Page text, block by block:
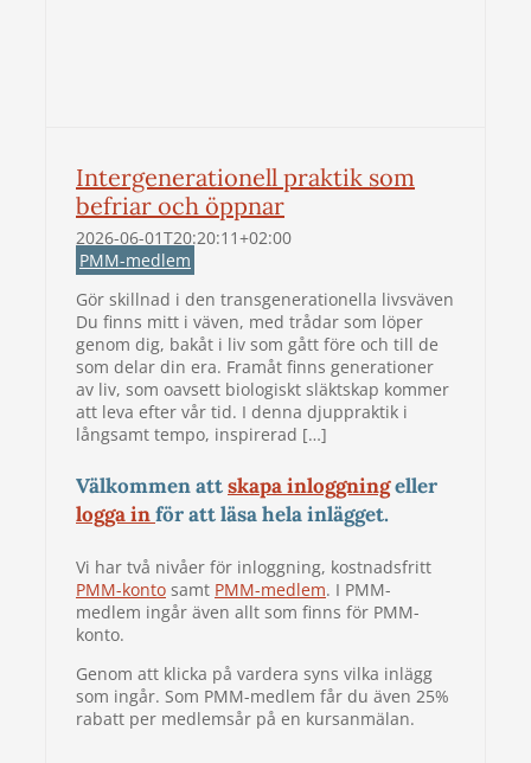
Intergenerationell praktik som
befriar och öppnar
2026-06-01T20:20:11+02:00
PMM-medlem
Gör skillnad i den transgenerationella livsväven
Du finns mitt i väven, med trådar som löper
genom dig, bakåt i liv som gått före och till de
som delar din era. Framåt finns generationer
av liv, som oavsett biologiskt släktskap kommer
att leva efter vår tid. I denna djuppraktik i
långsamt tempo, inspirerad […]
Välkommen attskapa inloggningeller
logga inför att läsa hela inlägget.
Vi har två nivåer för inloggning, kostnadsfritt
PMM-konto samt PMM-medlem. I PMM-
medlem ingår även allt som finns för PMM-
konto.
Genom att klicka på vardera syns vilka inlägg
som ingår. Som PMM-medlem får du även 25%
rabatt per medlemsår på en kursanmälan.